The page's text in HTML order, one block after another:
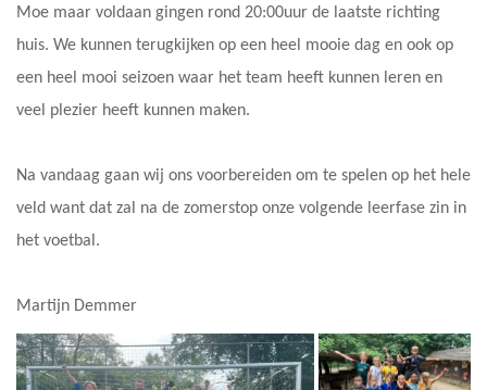
Moe maar voldaan gingen rond 20:00uur de laatste richting
huis. We kunnen terugkijken op een heel mooie dag en ook op
een heel mooi seizoen waar het team heeft kunnen leren en
veel plezier heeft kunnen maken.
Na vandaag gaan wij ons voorbereiden om te spelen op het hele
veld want dat zal na de zomerstop onze volgende leerfase zin in
het voetbal.
Martijn Demmer